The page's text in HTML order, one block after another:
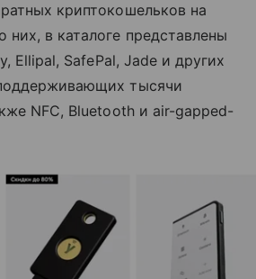
криптокошельков на
в каталоге представлены
Ellipal, SafePal, Jade и других
тысячи
NFC, Bluetooth и air-gapped-